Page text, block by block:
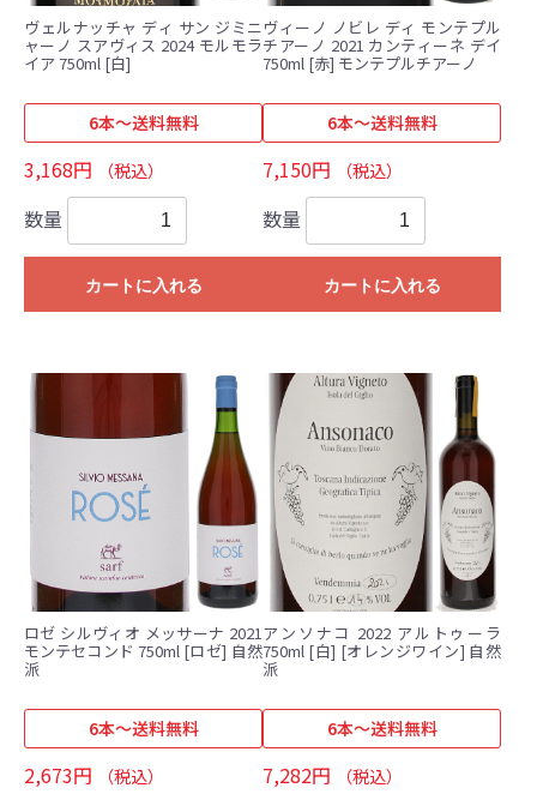
ヴェルナッチャ ディ サン ジミニ
ャーノ スアヴィス 2024 モルモラ
イア 750ml [白]
6本～送料無料
3,168円 （税込）
数量
カートに入れる
ヴィーノ ノビレ ディ モンテプル
チアーノ 2021 カンティーネ デイ
750ml [赤] モンテプルチアーノ
6本～送料無料
7,150円 （税込）
数量
カートに入れる
ロゼ シルヴィオ メッサーナ 2021
モンテセコンド 750ml [ロゼ] 自然
派
6本～送料無料
2,673円 （税込）
アンソナコ 2022 アルトゥーラ
750ml [白] [オレンジワイン] 自然
派
6本～送料無料
7,282円 （税込）